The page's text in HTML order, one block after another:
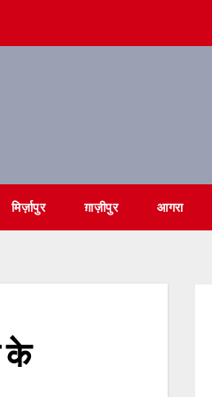
मिर्ज़ापुर ग़ाज़ीपुर आगरा
के